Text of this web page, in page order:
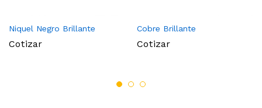
Niquel Negro Brillante
Cotizar
Cobre Brillante
Cotizar